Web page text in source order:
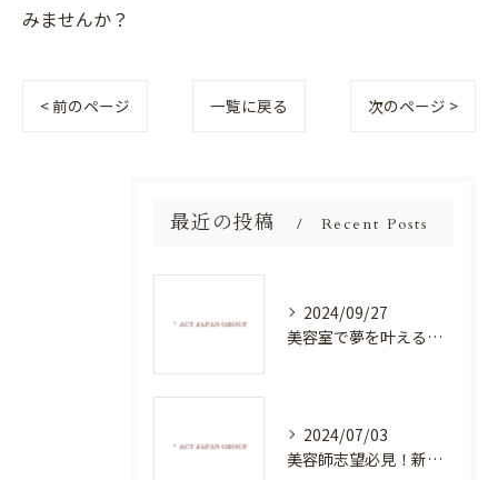
みませんか？
< 前のページ 一覧に戻る 次のページ >
最近の投稿 Recent Posts
2024/09/27
美容室で夢を叶える！自分を磨く新たなチャンス
2024/07/03
美容師志望必見！新たな価値を創造する美容室でハイレベルな技術を学べる環境